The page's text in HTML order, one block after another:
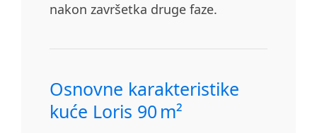
nakon završetka druge faze.
Osnovne karakteristike
kuće Loris 90 m²